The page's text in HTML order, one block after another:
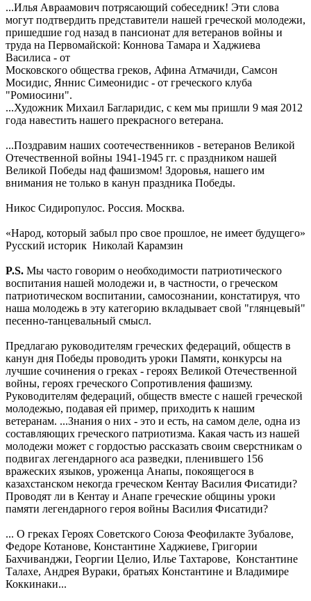
...Илья Авраамович потрясающий собеседник! Эти слова
могут подтвердить представители нашей греческой молодежи,
пришедшие год назад в пансионат для ветеранов войны и
труда на Первомайской: Коннова Тамара и Хаджиева
Василиса - от
Московского общества греков, Афина Атмачиди, Самсон
Мосидис, Яннис Симеонидис - от греческого клуба
"Ромиосини".
...Художник Михаил Багларидис, с кем мы пришли 9 мая 2012
года навестить нашего прекрасного ветерана.
...Поздравим наших соотечественников - ветеранов Великой
Отечественной войны 1941-1945 гг. с праздником нашей
Великой Победы над фашизмом! Здоровья, нашего им
внимания не только в канун праздника Победы.
Никос Сидиропулос. Россия. Москва.
«Народ, который забыл про свое прошлое, не имеет будущего»
Русский историк Николай Карамзин
P.S. Мы часто говорим о необходимости патриотического
воспитания нашей молодежи и, в частности, о греческом
патриотическом воспитании, самосознании, констатируя, что
наша молодежь в эту категорию вкладывает свой "глянцевый"
песенно-танцевальный смысл.
Предлагаю руководителям греческих федераций, обществ в
канун дня Победы проводить уроки Памяти, конкурсы на
лучшие сочинения о греках - героях Великой Отечественной
войны, героях греческого Сопротивления фашизму.
Руководителям федераций, обществ вместе с нашей греческой
молодежью, подавая ей пример, приходить к нашим
ветеранам. ...Знания о них - это и есть, на самом деле, одна из
составляющих греческого патриотизма. Какая часть из нашей
молодежи может с гордостью рассказать своим сверстникам о
подвигах легендарного аса разведки, пленившего 156
вражеских языков, уроженца Анапы, покоящегося в
казахстанском некогда греческом Кентау Василия Фисатиди?
Проводят ли в Кентау и Анапе греческие общины уроки
памяти легендарного героя войны Василия Фисатиди?
... О греках Героях Советского Союза Феофилакте Зубалове,
Федоре Котанове, Константине Хаджиеве, Григории
Бахчиванджи, Георгии Целио, Илье Тахтарове, Константине
Талахе, Андрея Вураки, братьях Константине и Владимире
Коккинаки...